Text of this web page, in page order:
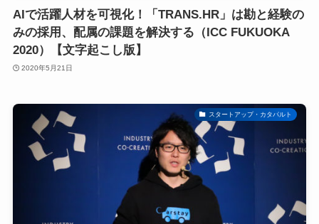
AIで活躍人材を可視化！「TRANS.HR」は勘と経験の
みの採用、配属の課題を解決する（ICC FUKUOKA
2020）【文字起こし版】
2020年5月21日
スタートアップ・カタパルト